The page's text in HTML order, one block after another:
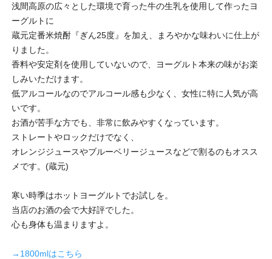
浅間高原の広々とした環境で育った牛の生乳を使用して作ったヨ
ーグルトに
蔵元定番米焼酎『ぎん25度』を加え、まろやかな味わいに仕上が
りました。
香料や安定剤を使用していないので、ヨーグルト本来の味がお楽
しみいただけます。
低アルコールなのでアルコール感も少なく、女性に特に人気が高
いです。
お酒が苦手な方でも、非常に飲みやすくなっています。
ストレートやロックだけでなく、
オレンジジュースやブルーベリージュースなどで割るのもオスス
メです。(蔵元)
寒い時季はホットヨーグルトでお試しを。
当店のお酒の会で大好評でした。
心も身体も温まりますよ。
→1800mlはこちら